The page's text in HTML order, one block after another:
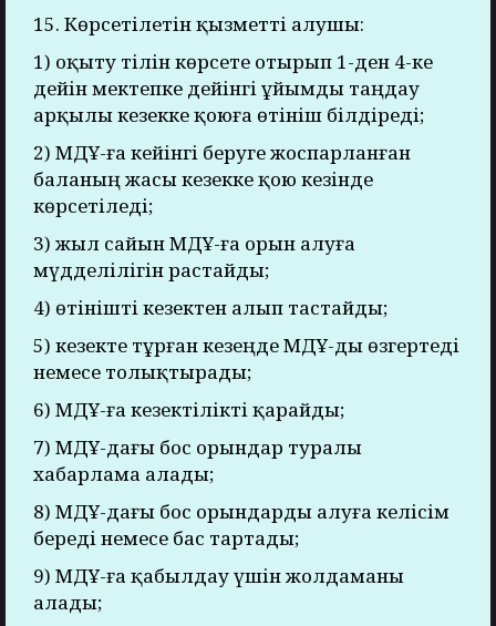
15. Көрсетілетін қызметті алушы:
1) оқыту тілін көрсете отырып 1-ден 4-ке
дейін мектепке дейінгі ұйымды таңдау
арқылы кезекке қоюға өтініш білдіреді;
2) МДҰ-ға кейінгі беруге жоспарланған
баланың жасы кезекке қою кезінде
көрсетіледі;
3) жыл сайын МДҰ-ға орын алуға
мүдделілігін растайды;
4) өтінішті кезектен алып тастайды;
5) кезекте тұрған кезеңде МДҰ-ды өзгертеді
немесе толықтырады;
6) МДҰ-ға кезектілікті қарайды;
7) МДҰ-дағы бос орындар туралы
хабарлама алады;
8) МДҰ-дағы бос орындарды алуға келісім
береді немесе бас тартады;
9) МДҰ-ға қабылдау үшін жолдаманы
алады;